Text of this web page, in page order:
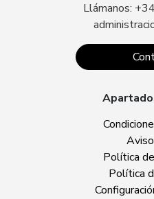
Llámanos:
Política
Política